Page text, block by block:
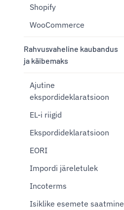
Shopify
WooCommerce
Rahvusvaheline kaubandus
ja käibemaks
Ajutine
ekspordideklaratsioon
EL-i riigid
Ekspordideklaratsioon
EORI
Impordi järeletulek
Incoterms
Isiklike esemete saatmine